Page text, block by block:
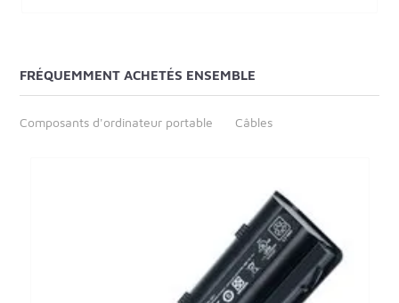
FRÉQUEMMENT ACHETÉS ENSEMBLE
Composants d'ordinateur portable Câbles